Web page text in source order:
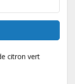
citron vert